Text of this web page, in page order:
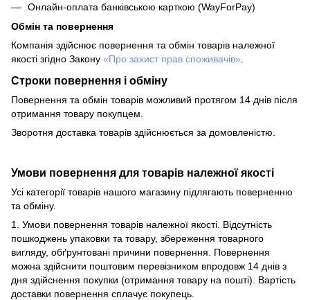
Онлайн-оплата банківською карткою (WayForPay)
Обмін та повернення
Компанія здійснює повернення та обмін товарів належної
якості згідно Закону «Про захист прав споживачів»
Строки повернення і обміну
Повернення та обмін товарів можливий протягом 14 днів після
отримання товару покупцем.
Зворотня доставка товарів здійснюється за домовленістю.
Умови повернення для товарів належної якості
Усі категорії товарів нашого магазину підлягають поверненню
та обміну.
1. Умови повернення товарів належної якості. Відсутність
пошкоджень упаковки та товару, збереження товарного
вигляду, обґрунтовані причини повернення. Повернення
можна здійснити поштовим перевізником впродовж 14 днів з
дня здійснення покупки (отримання товару на пошті). Вартість
доставки повернення сплачує покупець.